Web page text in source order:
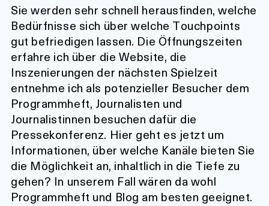
Sie werden sehr schnell herausfinden, welche
Bedürfnisse sich über welche Touchpoints
gut befriedigen lassen. Die Öffnungszeiten
erfahre ich über die Website, die
Inszenierungen der nächsten Spielzeit
entnehme ich als potenzieller Besucher dem
Programmheft, Journalisten und
Journalistinnen besuchen dafür die
Pressekonferenz. Hier geht es jetzt um
Informationen, über welche Kanäle bieten Sie
die Möglichkeit an, inhaltlich in die Tiefe zu
gehen? In unserem Fall wären da wohl
Programmheft und Blog am besten geeignet.